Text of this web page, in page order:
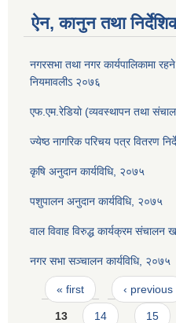
ऐन, कानुन तथा
नगरसभा तथा नगर कार्यपालिकामा
नियमावलीऽ २०७६
एफ.एम.रेडियाे (व्यवस्थापन तथा
ज्येष्ठ नागरिक परिचय पत्र वितरण
कृषि अनुदान कार्यविधि, २०७५
पशुपालन अनुदान कार्यविधि, २०७५
वाल विवाह विरुद्ध कार्यक्रम संचालन
नगर सभा सञ्चालन कार्यविधि, २०७५
Pages
« first ‹ previous
13 14 15